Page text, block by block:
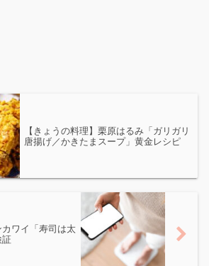
【きょうの料理】栗原はるみ「ガリガリ
唐揚げ／かきたまスープ」黄金レシピ
カワイ「寿司は太
証